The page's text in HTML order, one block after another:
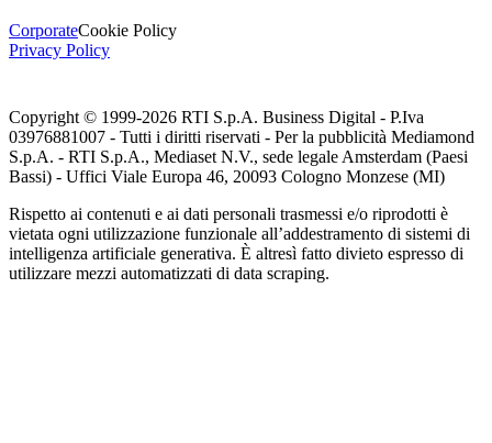
CorporateCookie Policy
Privacy Policy
Copyright © 1999-2026 RTI S.p.A. Business Digital - P.Iva
03976881007 - Tutti i diritti riservati - Per la pubblicità Mediamond
S.p.A. - RTI S.p.A., Mediaset N.V., sede legale Amsterdam (Paesi
Bassi) - Uffici Viale Europa 46, 20093 Cologno Monzese (MI)
Rispetto ai contenuti e ai dati personali trasmessi e/o riprodotti è
vietata ogni utilizzazione funzionale all’addestramento di sistemi di
intelligenza artificiale generativa. È altresì fatto divieto espresso di
utilizzare mezzi automatizzati di data scraping.